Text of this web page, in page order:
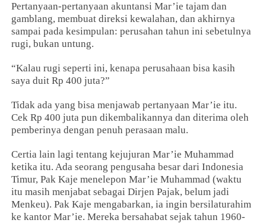
Pertanyaan-pertanyaan akuntansi Mar’ie tajam dan
gamblang, membuat direksi kewalahan, dan akhirnya
sampai pada kesimpulan: perusahan tahun ini sebetulnya
rugi, bukan untung.
“Kalau rugi seperti ini, kenapa perusahaan bisa kasih
saya duit Rp 400 juta?”
Tidak ada yang bisa menjawab pertanyaan Mar’ie itu.
Cek Rp 400 juta pun dikembalikannya dan diterima oleh
pemberinya dengan penuh perasaan malu.
Certia lain lagi tentang kejujuran Mar’ie Muhammad
ketika itu. Ada seorang pengusaha besar dari Indonesia
Timur, Pak Kaje menelepon Mar’ie Muhammad (waktu
itu masih menjabat sebagai Dirjen Pajak, belum jadi
Menkeu). Pak Kaje mengabarkan, ia ingin bersilaturahim
ke kantor Mar’ie. Mereka bersahabat sejak tahun 1960-